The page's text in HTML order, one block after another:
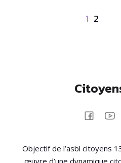
1 2
Objectif de l’asbl citoyens